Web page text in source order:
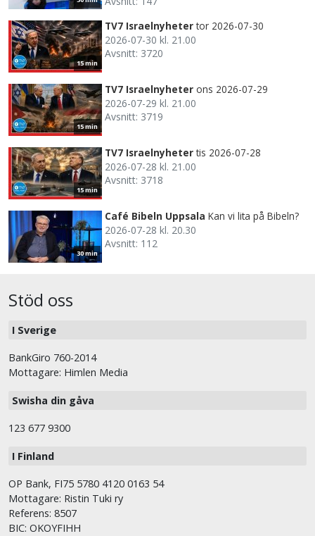
15 min
TV7 Israelnyheter tor 2026-07-30
2026-07-30 kl. 21.00
Avsnitt: 3720
15 min
TV7 Israelnyheter ons 2026-07-29
2026-07-29 kl. 21.00
Avsnitt: 3719
15 min
TV7 Israelnyheter tis 2026-07-28
2026-07-28 kl. 21.00
Avsnitt: 3718
30 min
Café Bibeln Uppsala Kan vi lita på Bibeln?
2026-07-28 kl. 20.30
Avsnitt: 112
Stöd oss
I Sverige
BankGiro 760-2014
Mottagare: Himlen Media
Swisha din gåva
123 677 9300
I Finland
OP Bank, FI75 5780 4120 0163 54
Mottagare: Ristin Tuki ry
Referens: 8507
BIC: OKOYFIHH